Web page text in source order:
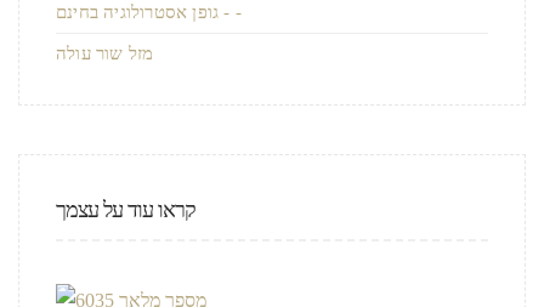
גופן אסטרולוגיה בחינם - -
מזל שור עולה
קראו עוד על עצמך